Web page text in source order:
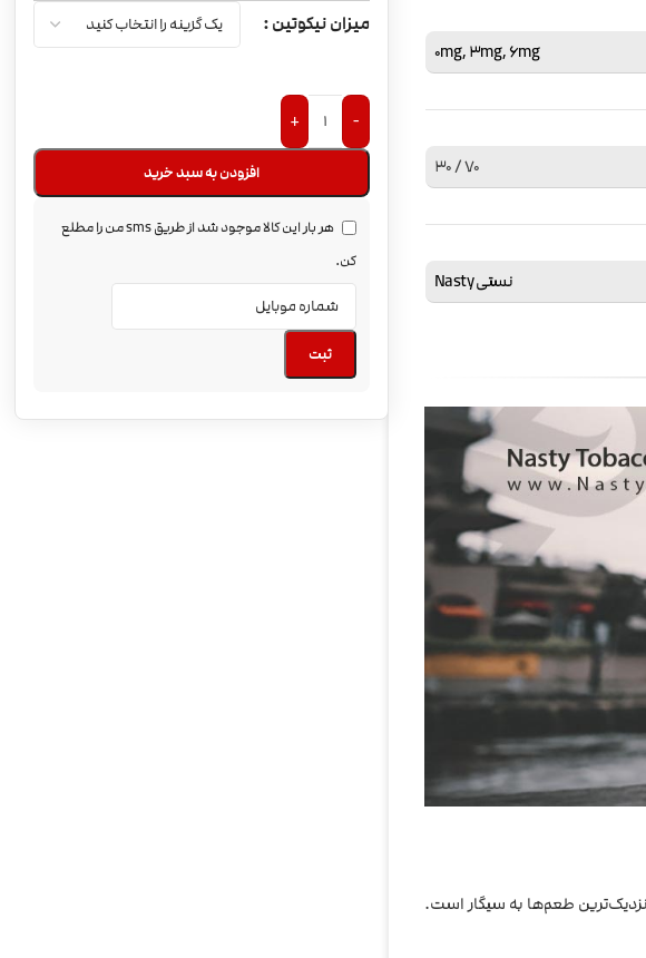
0mg,3mg,6mg
70 / 30
نستی Nasty
نزدیک‌ترین طعم‌ها به سیگار است.
میزان نیکوتین
-
+
افزودن به سبد خرید
هر بار این کالا موجود شد از طریق sms من را مطلع
کن.
ثبت